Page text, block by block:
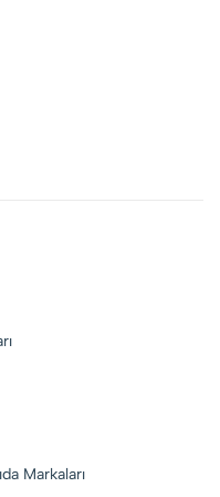
Markaları